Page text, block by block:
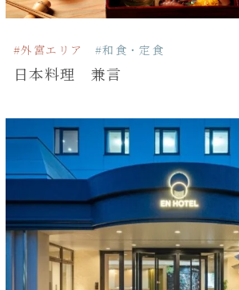
#外宮エリア #和食・定食
日本料理 兼言